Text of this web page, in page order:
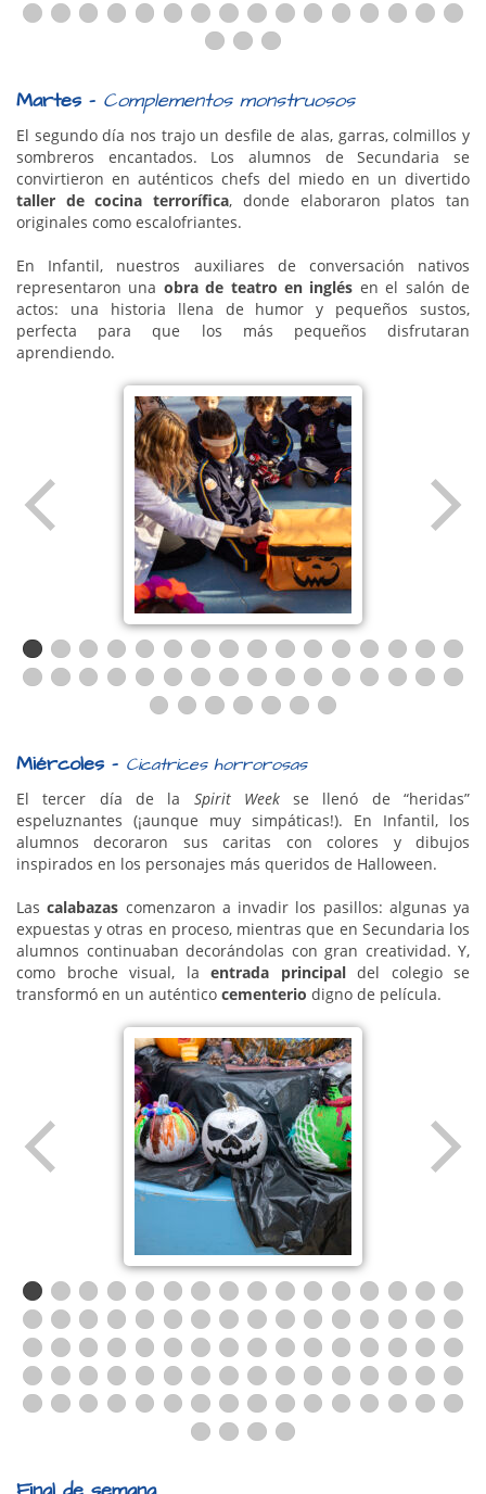
Martes – Complementos monstruosos
El segundo día nos trajo un desfile de alas, garras, colmillos y
sombreros encantados. Los alumnos de Secundaria se
convirtieron en auténticos chefs del miedo en un divertido
taller de cocina terrorífica, donde elaboraron platos tan
originales como escalofriantes.
En Infantil, nuestros auxiliares de conversación nativos
representaron una obra de teatro en inglés en el salón de
actos: una historia llena de humor y pequeños sustos,
perfecta para que los más pequeños disfrutaran
aprendiendo.
Miércoles – Cicatrices horrorosas
El tercer día de la Spirit Weekse llenó de “heridas”
espeluznantes (¡aunque muy simpáticas!). En Infantil, los
alumnos decoraron sus caritas con colores y dibujos
inspirados en los personajes más queridos de Halloween.
Lascalabazas comenzaron a invadir los pasillos: algunas ya
expuestas y otras en proceso, mientras que en Secundaria los
alumnos continuaban decorándolas con gran creatividad. Y,
como broche visual, la entrada principaldel colegio se
transformó en un auténtico cementerio digno de película.